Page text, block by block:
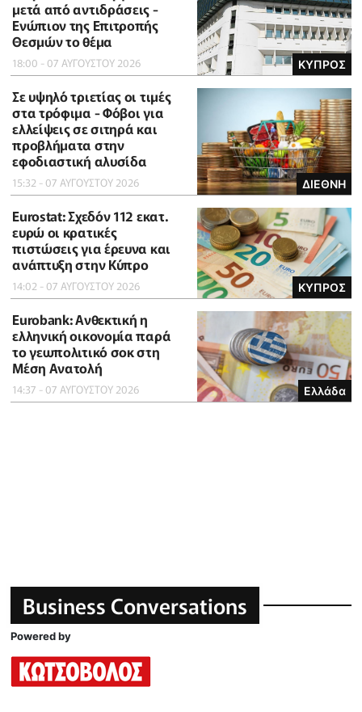
ΚΥΠΡΟΣ
μετά από αντιδράσεις -
Ενώπιον της Επιτροπής
Θεσμών το θέμα
18:00 - 07 ΑΥΓΟΥΣΤΟΥ 2026
ΔΙΕΘΝΗ
Σε υψηλό τριετίας οι τιμές
στα τρόφιμα - Φόβοι για
ελλείψεις σε σιτηρά και
προβλήματα στην
εφοδιαστική αλυσίδα
15:32 - 07 ΑΥΓΟΥΣΤΟΥ 2026
ΚΥΠΡΟΣ
Eurostat: Σχεδόν 112 εκατ.
ευρώ οι κρατικές
πιστώσεις για έρευνα και
ανάπτυξη στην Κύπρο
14:02 - 07 ΑΥΓΟΥΣΤΟΥ 2026
Ελλάδα
Eurobank: Ανθεκτική η
ελληνική οικονομία παρά
το γεωπολιτικό σοκ στη
Μέση Ανατολή
14:37 - 07 ΑΥΓΟΥΣΤΟΥ 2026
Business Conversations
Powered by